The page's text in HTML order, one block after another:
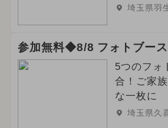
埼玉県羽
参加無料◆8/8 フォトブー
5つのフォ
合！ご家
な一枚に
埼玉県久